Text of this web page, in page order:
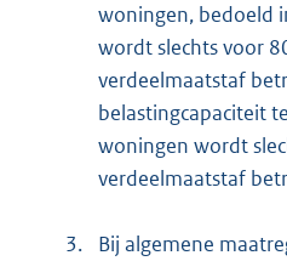
woningen, bedoeld
wordt slechts voor
verdeelmaatstaf
belastingcapaciteit
woningen wordt
verdeelmaatstaf
3.
Bij algemene